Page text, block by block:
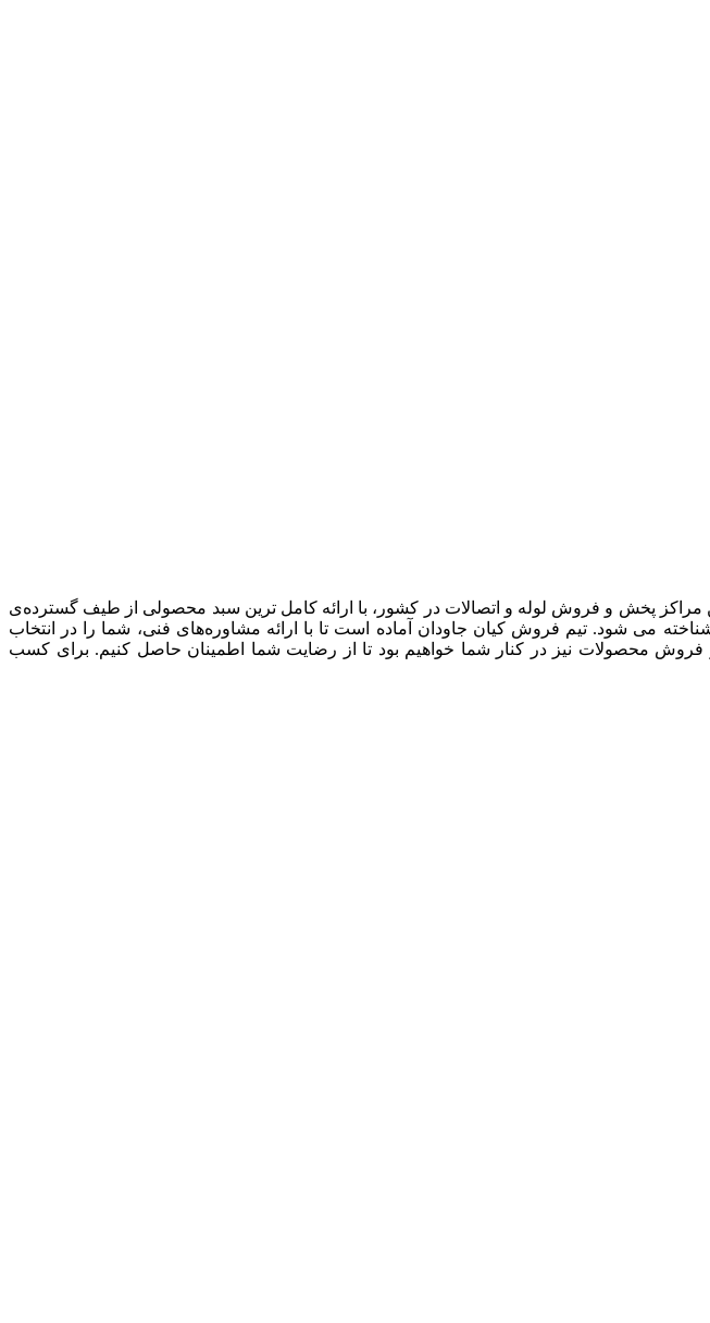
مراکز پخش و فروش لوله و اتصالات در کشور، با ارائه کامل ترین سبد محصولی از طیف گسترده‌‌ی
می شود. تیم فروش کیان جاودان آماده است تا با ارائه مشاوره‌های فنی، شما را در انتخاب
فروش محصولات نیز در کنار شما خواهیم بود تا از رضایت شما اطمینان حاصل کنیم. برای کسب